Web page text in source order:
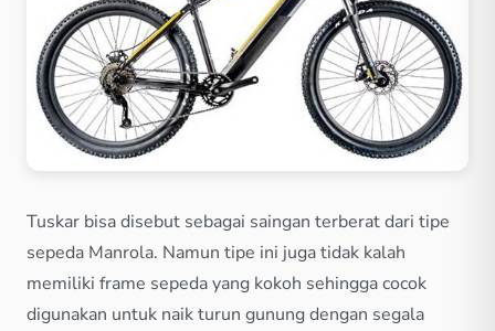
Tuskar bisa disebut sebagai saingan terberat dari tipe
sepeda Manrola. Namun tipe ini juga tidak kalah
memiliki frame sepeda yang kokoh sehingga cocok
digunakan untuk naik turun gunung dengan segala